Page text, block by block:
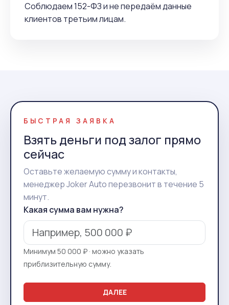
Соблюдаем 152-ФЗ и не передаём данные
клиентов третьим лицам.
БЫСТРАЯ ЗАЯВКА
Взять деньги под залог прямо
сейчас
Оставьте желаемую сумму и контакты,
менеджер Joker Auto перезвонит в течение 5
минут.
Какая сумма вам нужна?
Минимум 50 000 ₽ · можно указать
приблизительную сумму.
ДАЛЕЕ